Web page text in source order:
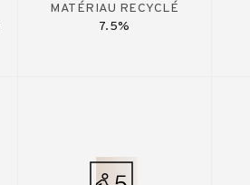
MATÉRIAU RECYCLÉ
7.5%